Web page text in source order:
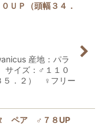
ＵＰ（頭幅３４．
産地：パラ
イズ：♂１１０
５．２） ♀フリー
タ ペア ♂７８UP